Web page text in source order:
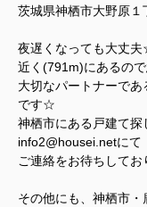
茨城県神栖市大野原１
夜遅くなっても大丈
近く(791m)にあるの
大切なパートナーで
です☆
神栖市にある戸建て
info2@housei.netにて
ご連絡をお待ちしてお
その他にも、神栖市